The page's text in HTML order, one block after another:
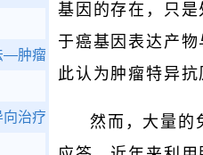
基因的存在，只
于癌基因表达产
此认为肿瘤特异抗
然而，大量的
肿瘤生物疗法
治疗